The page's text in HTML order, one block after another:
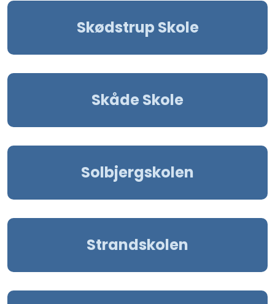
Skødstrup Skole
Skåde Skole
Solbjergskolen
Strandskolen